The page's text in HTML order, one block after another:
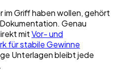
im Griff haben wollen, gehört
Genau
mitVor- und
für stabile Gewinne
Unterlagen bleibt jede